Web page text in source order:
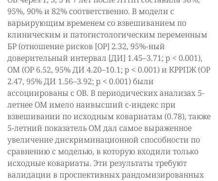
95%, 90% и 82% соответственно. В модели с
варьирующим временем со взвешиванием по
клиническим и патогистологическим переменным
БР (отношение рисков [ОР] 2.32, 95%-ный
доверительный интервал [ДИ] 1.45–3.71; p < 0.001),
ОМ (ОР 6.52, 95% ДИ 4.20–10.1; p < 0.001) и КРРПЖ (ОР
2.47, 95% ДИ 1.56–3.92; p < 0.001) были
ассоциированы с ОВ. В периодических анализах 5-
летнее ОМ имело наивысший c-индекс при
взвешивании по исходным ковариатам (0.78), также
5-летний показатель ОМ дал самое выраженное
увеличение дискриминационной способности по
сравнению с моделью, в которую входили только
исходные ковариаты. Эти результаты требуют
валидации в проспективных рандомизированных